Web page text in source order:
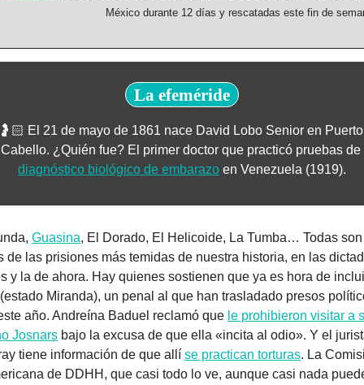
México durante 12 días y rescatadas este fin de
La efeméride
El 21 de mayo de 1861 nace David Lobo Senior en Puerto
Cabello. ¿Quién fue? El primer doctor que practicó pruebas de
diagnóstico biológico de embarazo en Venezuela (1919).
Guasina, El Dorado, El Helicoide, La Tumba… Todas son
de las prisiones más temidas de nuestra historia, en las
y la de ahora. Hay quienes sostienen que ya es hora de
Miranda), un penal al que han trasladado presos
año. Andreína Baduel reclamó que le prohibieron visitar a
Josnars bajo la excusa de que ella «incita al odio». Y el
tiene información de que allí se practican torturas. La
de DDHH, que casi todo lo ve, aunque casi nada